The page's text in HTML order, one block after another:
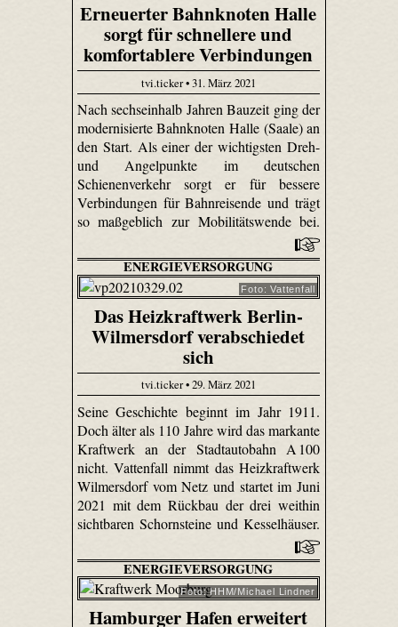
Erneuerter Bahnknoten Halle
sorgt für schnellere und
komfortablere Verbindungen
tvi.ticker • 31. März 2021
Nach sechseinhalb Jahren Bauzeit ging der
modernisierte Bahnknoten Halle (Saale) an
den Start. Als einer der wichtigsten Dreh-
und Angelpunkte im deutschen
Schienenverkehr sorgt er für bessere
Verbindungen für Bahnreisende und trägt
so maßgeblich zur Mobilitätswende bei.
ENERGIEVERSORGUNG
Foto: Vattenfall
Das Heizkraftwerk Berlin-
Wilmersdorf verabschiedet
sich
tvi.ticker • 29. März 2021
Seine Geschichte beginnt im Jahr 1911.
Doch älter als 110 Jahre wird das markante
Kraftwerk an der Stadtautobahn A 100
nicht. Vattenfall nimmt das Heizkraftwerk
Wilmersdorf vom Netz und startet im Juni
2021 mit dem Rückbau der drei weithin
sichtbaren Schornsteine und Kesselhäuser.
ENERGIEVERSORGUNG
Foto: HHM/Michael Lindner
Hamburger Hafen erweitert